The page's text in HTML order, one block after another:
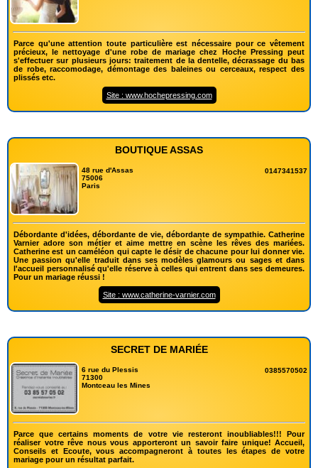
Parce qu'une attention toute particulière est nécessaire pour ce vêtement
précieux, le nettoyage d'une robe de mariage chez Hoche Pressing peut
s'effectuer sur plusieurs jours: traitement de la dentelle, décrassage du bas
de robe, raccomodage, démontage des baleines ou cerceaux, respect des
plissés etc.
Site : www.hochepressing.com
BOUTIQUE ASSAS
48 rue d'Assas
75006
Paris
0147341537
Débordante d'idées, débordante de vie, débordante de sympathie. Catherine
Varnier adore son métier et aime mettre en scène les rêves des mariées.
Catherine est un caméléon qui capte le désir de chacune pour lui donner vie.
Une passion qu'elle traduit dans ses modèles glamours ou sages et dans
l'accueil personnalisé qu'elle réserve à celles qui entrent dans ses demeures.
Pour un mariage réussi !
Site : www.catherine-varnier.com
SECRET DE MARIÉE
6 rue du Plessis
71300
Montceau les Mines
0385570502
Parce que certains moments de votre vie resteront inoubliables!!! Pour
réaliser votre rêve nous vous apporteront un savoir faire unique! Accueil,
Conseils et Ecoute, vous accompagneront à toutes les étapes de votre
mariage pour un résultat parfait.